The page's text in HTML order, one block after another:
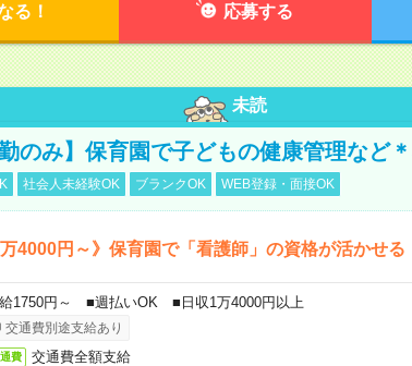
る！ 応募する
未読
勤のみ】保育園で子どもの健康管理など
社会人未経験OK ブランクOK WEB登録・面接OK
万4000円～》保育園で「看護師」の資格が活かせる
1750円～ ■週払いOK ■日収1万4000円以上
交通費別途支給あり
費 交通費全額支給